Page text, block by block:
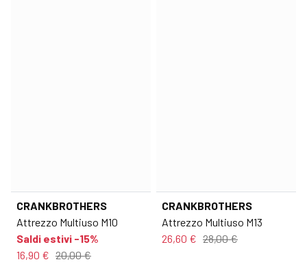
CRANKBROTHERS
Attrezzo Multiuso M10
Saldi estivi -15%
16,90 € 20,00 €
CRANKBROTHERS
Attrezzo Multiuso M13
26,60 € 28,00 €